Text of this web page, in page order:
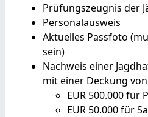
Prüfungszeugnis der
Personalausweis
Aktuelles Passfoto
sein)
Nachweis einer
mit einer Deckung
EUR 500.000 für
EUR 50.000 für